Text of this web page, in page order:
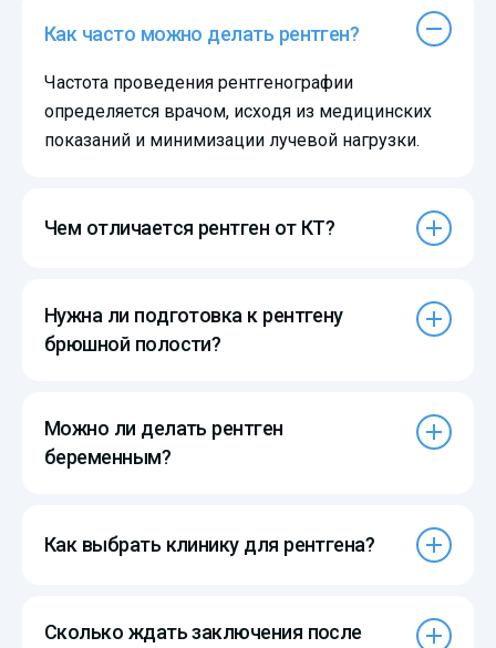
Как часто можно делать рентген?
Частота проведения рентгенографии
определяется врачом, исходя из медицинских
показаний и минимизации лучевой нагрузки.
Чем отличается рентген от КТ?
Нужна ли подготовка к рентгену
брюшной полости?
Можно ли делать рентген
беременным?
Как выбрать клинику для рентгена?
Сколько ждать заключения после